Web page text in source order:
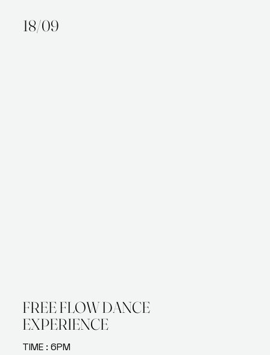
18/09
FREE FLOW DANCE
EXPERIENCE
TIME : 6PM